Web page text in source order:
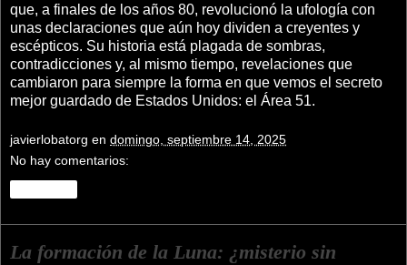
que, a finales de los años 80, revolucionó la ufología con
unas declaraciones que aún hoy dividen a creyentes y
escépticos. Su historia está plagada de sombras,
contradicciones y, al mismo tiempo, revelaciones que
cambiaron para siempre la forma en que vemos el secreto
mejor guardado de Estados Unidos: el Área 51.
javierlobatorg en domingo, septiembre 14, 2025
No hay comentarios:
La formación de la Luna: ¿misterio sin